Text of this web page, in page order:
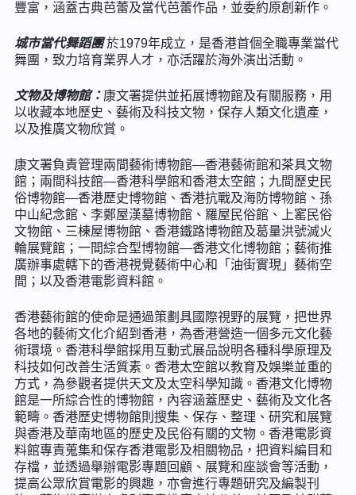
豐富，涵蓋古典芭蕾及當代芭蕾作品，並委約原創新作。
城市當代舞蹈團 於1979年成立，是香港首個全職專業當代
舞團，致力培育業界人才，亦活躍於海外演出活動。
文物及博物館： 康文署提供並拓展博物館及有關服務，用
以收藏本地歷史、藝術及科技文物，保存人類文化遺產，
以及推廣文物欣賞。
康文署負責管理兩間藝術博物館—香港藝術館和茶具文物
館；兩間科技館—香港科學館和香港太空館；九間歷史民
俗博物館—香港歷史博物館、香港抗戰及海防博物館、孫
中山紀念館、李鄭屋漢墓博物館、羅屋民俗館、上窰民俗
文物館、三棟屋博物館、香港鐵路博物館及葛量洪號滅火
輪展覽館；一間綜合型博物館—香港文化博物館；藝術推
廣辦事處轄下的香港視覺藝術中心和「油街實現」藝術空
間；以及香港電影資料館。
香港藝術館的使命是通過策劃具國際視野的展覽，把世界
各地的藝術文化介紹到香港，為香港營造一個多元文化藝
術環境。香港科學館採用互動式展品說明各種科學原理及
科技如何改善生活質素。香港太空館以教育及娛樂並重的
方式，為參觀者提供天文及太空科學知識。香港文化博物
館是一所綜合性的博物館，內容涵蓋歷史、藝術及文化各
範疇。香港歷史博物館則搜集、保存、整理、研究和展覽
與香港及華南地區的歷史及民俗有關的文物。香港電影資
料館專責蒐集和保存香港電影及相關物品，把資料編目和
存檔，並透過舉辦電影專題回顧、展覽和座談會等活動，
提高公眾欣賞電影的興趣，亦會進行專題研究及編製刊